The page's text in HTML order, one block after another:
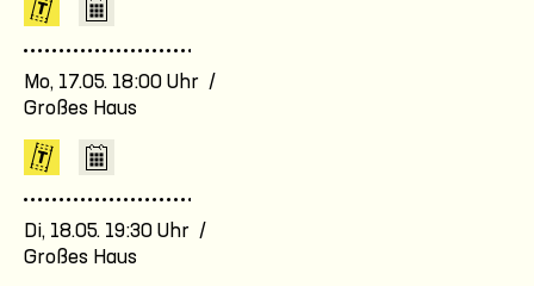
Mo, 17.05. 18:00 Uhr /
Großes Haus
Di, 18.05. 19:30 Uhr /
Großes Haus